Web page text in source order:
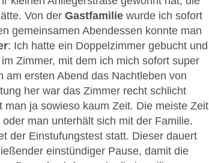
Von der Gastfamilie wurde ich sofort
gemeinsamen Abendessen konnte man
: Ich hatte ein Doppelzimmer gebucht und
Zimmer, mit dem ich mich sofort super
ersten Abend das Nachtleben von
her war das Zimmer recht schlicht
ja sowieso kaum Zeit. Die meiste Zeit
man unterhält sich mit der Familie.
der Einstufungstest statt. Dieser dauert
einstündiger Pause, damit die